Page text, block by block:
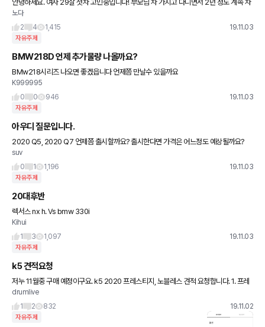
안녕하세요. 여자 29살 첫차 고민중입니다! 부모님 차 가지고 다니면서 2년 정도 계속 차
는 몰았었는데 제 차가 필요해서 사는가 고려하고 있어요. (할인을 많이 하지만 실내가 별
로인) -bmw
노다
2
4 1,415 19.11.03
자유주제
BMW218D 언제 추가물량 나올까요?
BMw218시리즈 나오면 좋겠읍니다 언제쯤 만날수 있을까요
K999995
0
0 946 19.11.03
자유주제
아우디 질문입니다.
2020 Q5, 2020 Q7 언제쯤 출시할까요? 출시한다면 가격은 어느정도 예상될까요?
suv
0
1 1,196 19.11.03
자유주제
20대후반
렉서스 nx h. Vs bmw 330i
Kihui
1
3 1,097 19.11.03
자유주제
k5 견적요청
저누 11월중 구매 예정이구요. k5 2020 프레스티지, 노블레스 견적 요청합니다. 1. 프레
스티지ㅡ네비,통풍,드라이브와이즈 2. 노블ㅡ네비,후측방,컴포트,드라이브와이즈 선금 1
650 나머지
drumlive
1
2 832 19.11.02
자유주제